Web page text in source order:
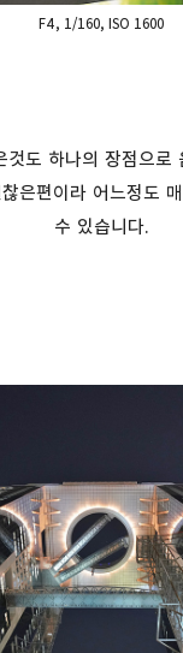
F4, 1/160, ISO 1600
것도 하나의 장점으로
은편이라 어느정도
수 있습니다.